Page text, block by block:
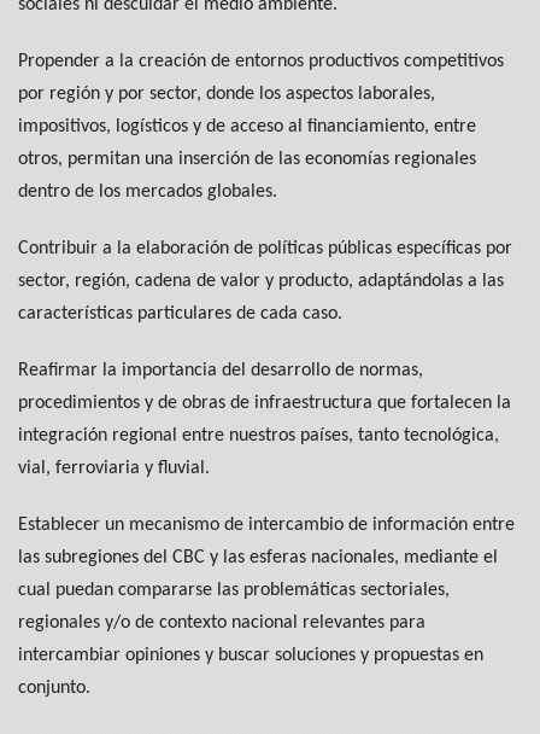
sociales ni descuidar el medio ambiente.
Propender a la creación de entornos productivos competitivos
por región y por sector, donde los aspectos laborales,
impositivos, logísticos y de acceso al financiamiento, entre
otros, permitan una inserción de las economías regionales
dentro de los mercados globales.
Contribuir a la elaboración de políticas públicas específicas por
sector, región, cadena de valor y producto, adaptándolas a las
características particulares de cada caso.
Reafirmar la importancia del desarrollo de normas,
procedimientos y de obras de infraestructura que fortalecen la
integración regional entre nuestros países, tanto tecnológica,
vial, ferroviaria y fluvial.
Establecer un mecanismo de intercambio de información entre
las subregiones del CBC y las esferas nacionales, mediante el
cual puedan compararse las problemáticas sectoriales,
regionales y/o de contexto nacional relevantes para
intercambiar opiniones y buscar soluciones y propuestas en
conjunto.